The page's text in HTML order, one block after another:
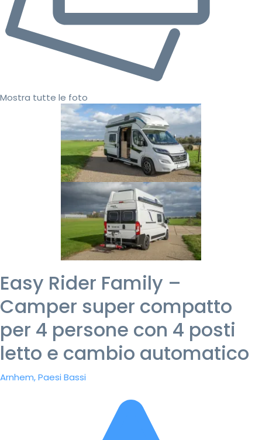
Mostra tutte le foto
Easy Rider Family –
Camper super compatto
per 4 persone con 4 posti
letto e cambio automatico
Arnhem, Paesi Bassi